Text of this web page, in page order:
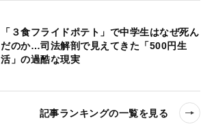
「３食フライドポテト」で中学生はなぜ死ん
だのか…司法解剖で見えてきた「500円生
活」の過酷な現実
記事ランキングの一覧を見る